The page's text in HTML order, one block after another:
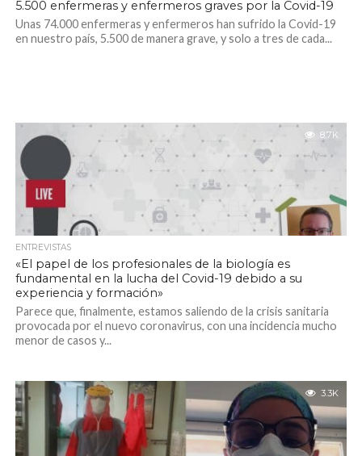
5.500 enfermeras y enfermeros graves por la Covid-19
Unas 74.000 enfermeras y enfermeros han sufrido la Covid-19
en nuestro país, 5.500 de manera grave, y solo a tres de cada...
8.7K
ENTREVISTAS
«El papel de los profesionales de la biología es
fundamental en la lucha del Covid-19 debido a su
experiencia y formación»
Parece que, finalmente, estamos saliendo de la crisis sanitaria
provocada por el nuevo coronavirus, con una incidencia mucho
menor de casos y...
3.3K